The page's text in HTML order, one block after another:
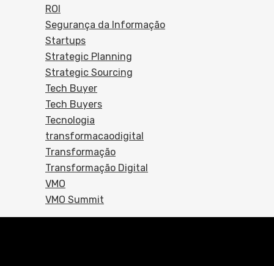
ROI
Segurança da Informação
Startups
Strategic Planning
Strategic Sourcing
Tech Buyer
Tech Buyers
Tecnologia
transformacaodigital
Transformação
Transformação Digital
VMO
VMO Summit